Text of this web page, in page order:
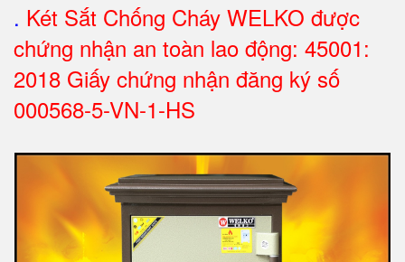
. Két Sắt Chống Cháy WELKO được
chứng nhận an toàn lao động: 45001:
2018 Giấy chứng nhận đăng ký số
000568-5-VN-1-HS